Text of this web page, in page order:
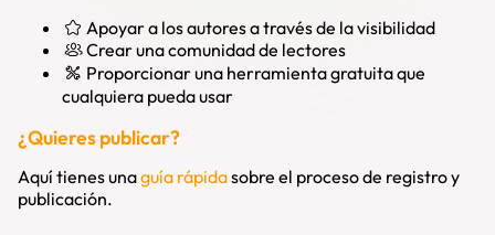
Apoyar a los autores a través de la visibilidad
Crear una comunidad de lectores
Proporcionar una herramienta gratuita que
cualquiera pueda usar
¿Quieres publicar?
Aquí tienes unaguía rápidasobre el proceso de registro y
publicación.